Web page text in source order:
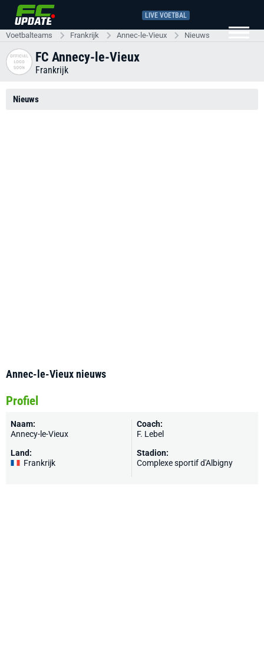
LIVE VOETBAL
Voetbalteams Frankrijk Annec-le-Vieux Nieuws
FC Annecy-le-Vieux
Frankrijk
Nieuws
Annec-le-Vieux nieuws
Profiel
Naam:
Annecy-le-Vieux
Land:
Frankrijk
Coach:
F. Lebel
Stadion:
Complexe sportif d'Albigny